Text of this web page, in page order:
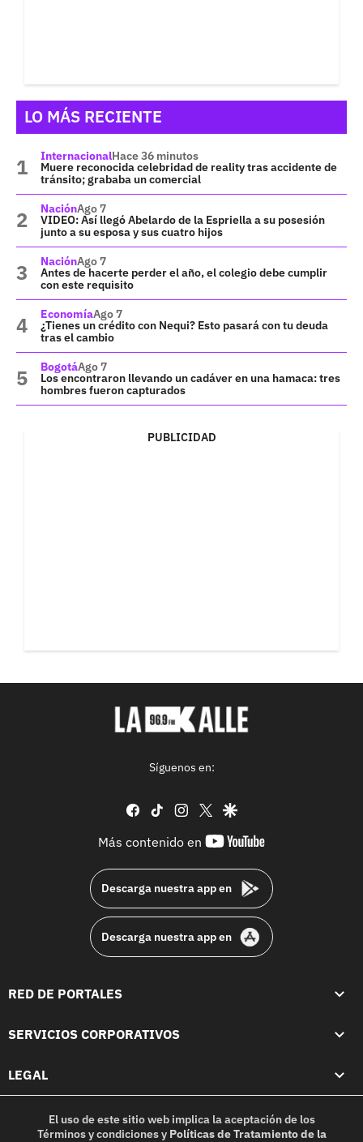
LO MÁS RECIENTE
InternacionalHace 36 minutos
Muere reconocida celebridad de reality tras accidente de
tránsito; grababa un comercial
NaciónAgo 7
VIDEO: Así llegó Abelardo de la Espriella a su posesión
junto a su esposa y sus cuatro hijos
NaciónAgo 7
Antes de hacerte perder el año, el colegio debe cumplir
con este requisito
EconomíaAgo 7
¿Tienes un crédito con Nequi? Esto pasará con tu deuda
tras el cambio
BogotáAgo 7
Los encontraron llevando un cadáver en una hamaca: tres
hombres fueron capturados
PUBLICIDAD
Síguenos en:
facebook
tiktok instagram
twittergoogle
Más contenido en
youtube-
Descarga nuestra app en
Descarga nuestra app en
RED DE PORTALES
SERVICIOS CORPORATIVOS
LEGAL
El uso de este sitio web implica la aceptación de los
Términos y condicionesy Políticas de Tratamiento de la